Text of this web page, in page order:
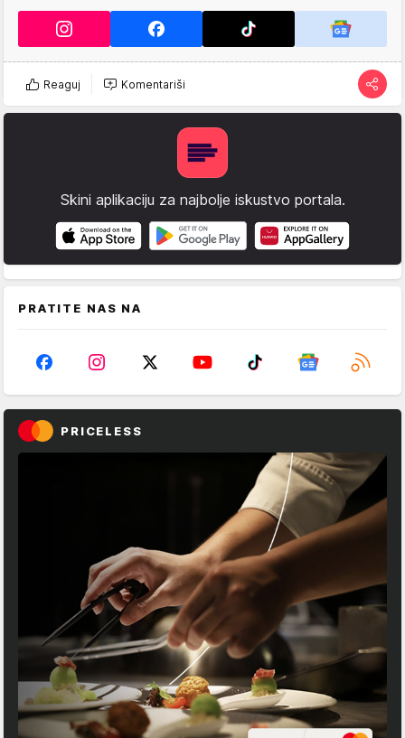
Reaguj Komentariši
Skini aplikaciju za najbolje iskustvo portala.
PRATITE NAS NA
PRICELESS